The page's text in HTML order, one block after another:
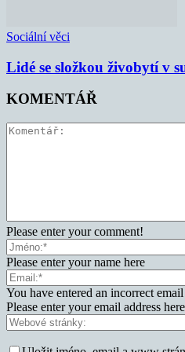
Sociální věci
Lidé se složkou živobytí v
KOMENTÁŘ
Please enter your comment!
Please enter your name here
You have entered an incorrect email
Please enter your email address here